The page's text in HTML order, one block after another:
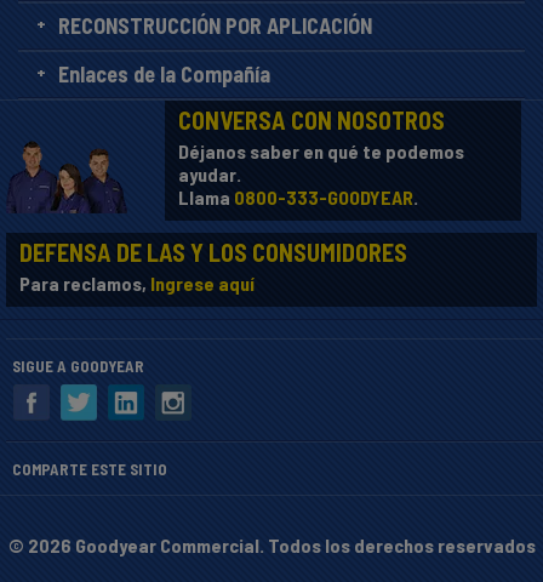
RECONSTRUCCIÓN POR APLICACIÓN
Enlaces de la Compañía
CONVERSA CON NOSOTROS
Déjanos saber en qué te podemos
ayudar.
Llama 0800-333-GOODYEAR.
DEFENSA DE LAS Y LOS CONSUMIDORES
Para reclamos, Ingrese aquí
SIGUE A GOODYEAR
COMPARTE ESTE SITIO
© 2026 Goodyear Commercial. Todos los derechos reservados